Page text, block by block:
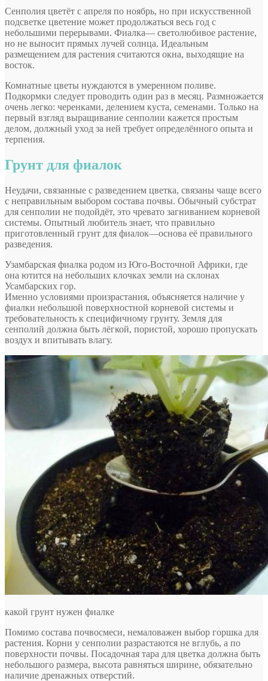
Сенполия цветёт с апреля по ноябрь, но при искусственной
подсветке цветение может продолжаться весь год с
небольшими перерывами. Фиалка— светолюбивое растение,
но не выносит прямых лучей солнца. Идеальным
размещением для растения считаются окна, выходящие на
восток.
Комнатные цветы нуждаются в умеренном поливе.
Подкормки следует проводить один раз в месяц. Размножается
очень легко: черенками, делением куста, семенами. Только на
первый взгляд выращивание сенполии кажется простым
делом, должный уход за ней требует определённого опыта и
терпения.
Грунт для фиалок
Неудачи, связанные с разведением цветка, связаны чаще всего
с неправильным выбором состава почвы. Обычный субстрат
для сенполии не подойдёт, это чревато загниванием корневой
системы. Опытный любитель знает, что правильно
приготовленный грунт для фиалок—основа её правильного
разведения.
Узамбарская фиалка родом из Юго-Восточной Африки, где
она ютится на небольших клочках земли на склонах
Усамбарских гор.
Именно условиями произрастания, объясняется наличие у
фиалки небольшой поверхностной корневой системы и
требовательность к специфичному грунту. Земля для
сенполий должна быть лёгкой, пористой, хорошо пропускать
воздух и впитывать влагу.
какой грунт нужен фиалке
Помимо состава почвосмеси, немаловажен выбор горшка для
растения. Корни у сенполии разрастаются не вглубь, а по
поверхности почвы. Посадочная тара для цветка должна быть
небольшого размера, высота равняться ширине, обязательно
наличие дренажных отверстий.